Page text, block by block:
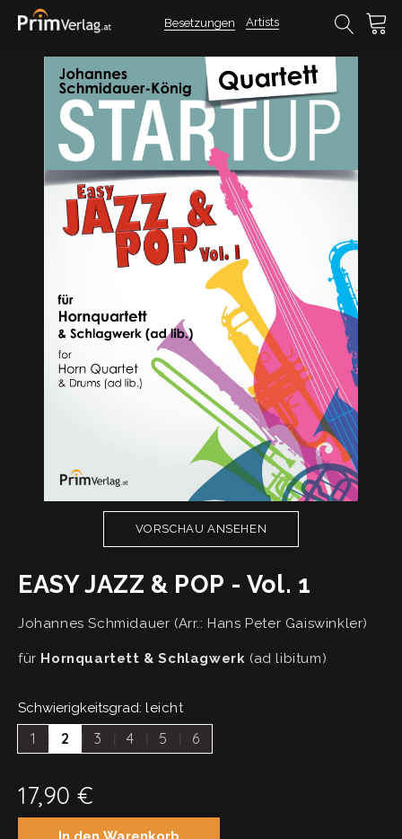
Besetzungen Artists
VORSCHAU ANSEHEN
EASY JAZZ & POP - Vol. 1
Johannes Schmidauer (Arr.: Hans Peter Gaiswinkler)
für Hornquartett & Schlagwerk (ad libitum)
Schwierigkeitsgrad: leicht
1 2 3 4 5 6
17,90 €